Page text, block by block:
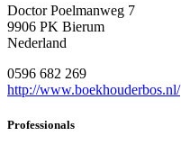
Doctor Poelmanweg 7
9906 PK Bierum
Nederland
0596 682 269
http://www.boekhouderbos.nl/
Professionals